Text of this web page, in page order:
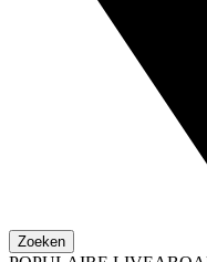
Zoeken